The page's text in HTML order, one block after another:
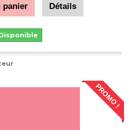
panier Détails
PROMO !